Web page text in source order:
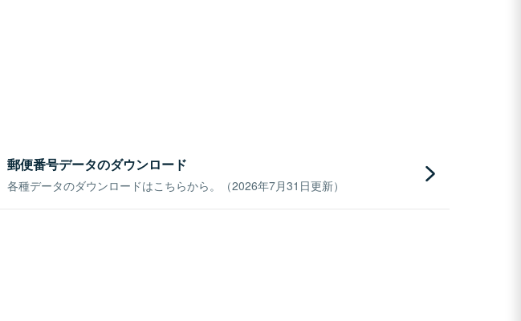
郵便番号データのダウンロード
各種データのダウンロードはこちらから。（2026年7月31日更新）